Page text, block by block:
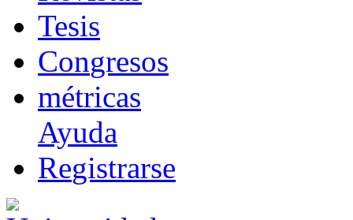
Tesis
Congresos
métricas
Ayuda
Registrarse